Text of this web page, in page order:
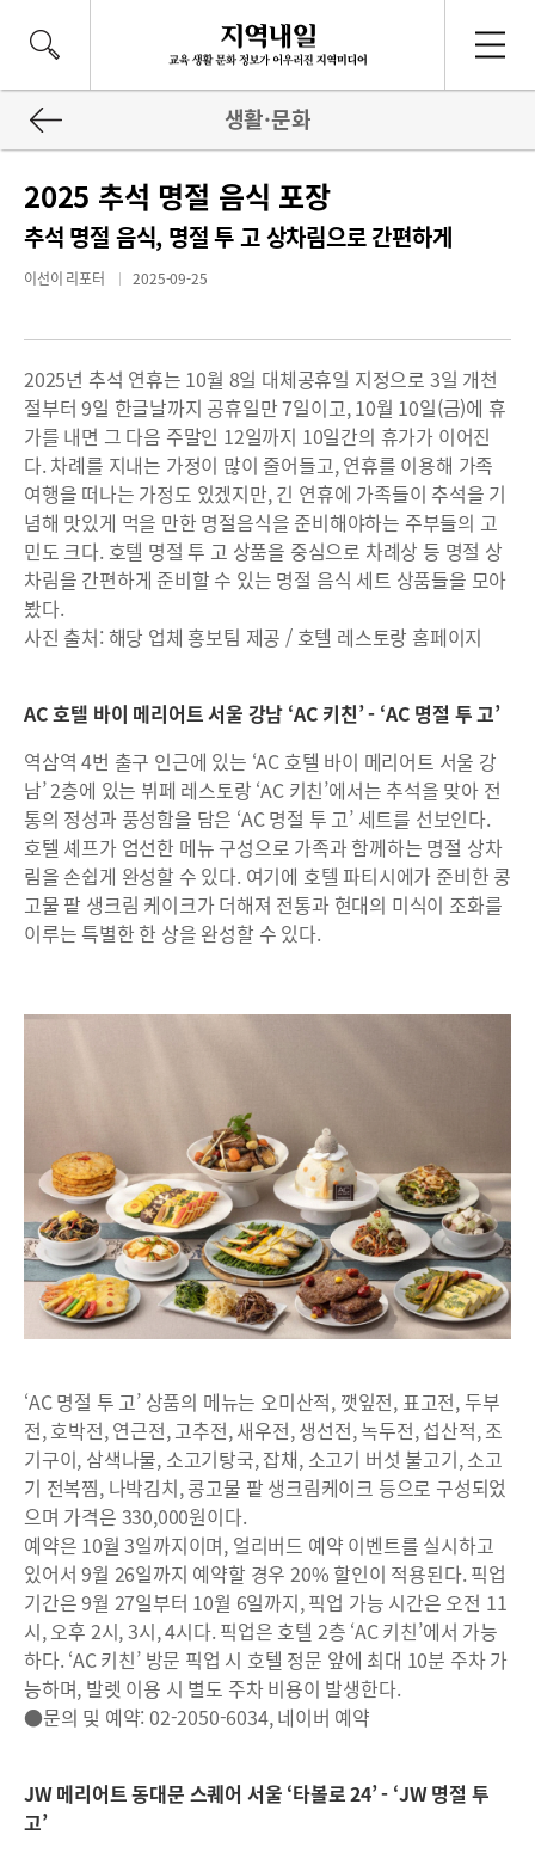
생활·문화
2025 추석 명절 음식 포장
추석 명절 음식, 명절 투 고 상차림으로 간편하게
이선이 리포터 2025-09-25
2025년 추석 연휴는 10월 8일 대체공휴일 지정으로 3일 개천
절부터 9일 한글날까지 공휴일만 7일이고, 10월 10일(금)에 휴
가를 내면 그 다음 주말인 12일까지 10일간의 휴가가 이어진
다. 차례를 지내는 가정이 많이 줄어들고, 연휴를 이용해 가족
여행을 떠나는 가정도 있겠지만, 긴 연휴에 가족들이 추석을 기
념해 맛있게 먹을 만한 명절음식을 준비해야하는 주부들의 고
민도 크다. 호텔 명절 투 고 상품을 중심으로 차례상 등 명절 상
차림을 간편하게 준비할 수 있는 명절 음식 세트 상품들을 모아
봤다.
사진 출처: 해당 업체 홍보팀 제공 / 호텔 레스토랑 홈페이지
AC 호텔 바이 메리어트 서울 강남 ‘AC 키친’ - ‘AC 명절 투 고’
역삼역 4번 출구 인근에 있는 ‘AC 호텔 바이 메리어트 서울 강
남’ 2층에 있는 뷔페 레스토랑 ‘AC 키친’에서는 추석을 맞아 전
통의 정성과 풍성함을 담은 ‘AC 명절 투 고’ 세트를 선보인다.
호텔 셰프가 엄선한 메뉴 구성으로 가족과 함께하는 명절 상차
림을 손쉽게 완성할 수 있다. 여기에 호텔 파티시에가 준비한 콩
고물 팥 생크림 케이크가 더해져 전통과 현대의 미식이 조화를
이루는 특별한 한 상을 완성할 수 있다.
‘AC 명절 투 고’ 상품의 메뉴는 오미산적, 깻잎전, 표고전, 두부
전, 호박전, 연근전, 고추전, 새우전, 생선전, 녹두전, 섭산적, 조
기구이, 삼색나물, 소고기탕국, 잡채, 소고기 버섯 불고기, 소고
기 전복찜, 나박김치, 콩고물 팥 생크림케이크 등으로 구성되었
으며 가격은 330,000원이다.
예약은 10월 3일까지이며, 얼리버드 예약 이벤트를 실시하고
있어서 9월 26일까지 예약할 경우 20% 할인이 적용된다. 픽업
기간은 9월 27일부터 10월 6일까지, 픽업 가능 시간은 오전 11
시, 오후 2시, 3시, 4시다. 픽업은 호텔 2층 ‘AC 키친’에서 가능
하다. ‘AC 키친’ 방문 픽업 시 호텔 정문 앞에 최대 10분 주차 가
능하며, 발렛 이용 시 별도 주차 비용이 발생한다.
●문의 및 예약: 02-2050-6034, 네이버 예약
JW 메리어트 동대문 스퀘어 서울 ‘타볼로 24’ - ‘JW 명절 투
고’